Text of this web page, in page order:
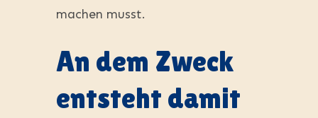
machen musst.
An dem Zweck
entsteht damit